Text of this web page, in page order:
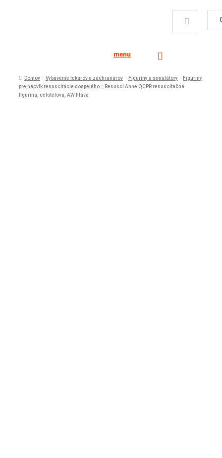
menu
Domov Vybavenie lekárov a záchranárov Figuríny a simulátory
Figuríny
pre nácvik resuscitácie dospelého
Resusci Anne QCPR resuscitačná
figurína, celotelova, AW hlava